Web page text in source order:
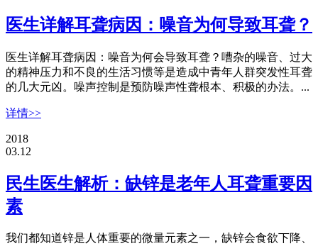
医生详解耳聋病因：噪音为何导致耳聋？
医生详解耳聋病因：噪音为何会导致耳聋？嘈杂的噪音、过大
的精神压力和不良的生活习惯等是造成中青年人群突发性耳聋
的几大元凶。噪声控制是预防噪声性聋根本、积极的办法。...
详情>>
2018
03.12
民生医生解析：缺锌是老年人耳聋重要因
素
我们都知道锌是人体重要的微量元素之一，缺锌会食欲下降、